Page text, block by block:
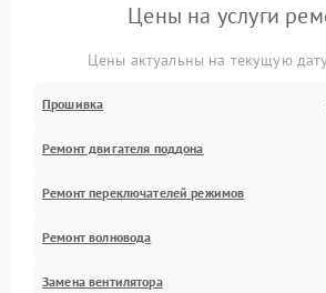
Цены на услуги
Цены актуальны на текущую
Прошивка
Ремонт двигателя поддона
Ремонт переключателей режимов
Ремонт волновода
Замена вентилятора